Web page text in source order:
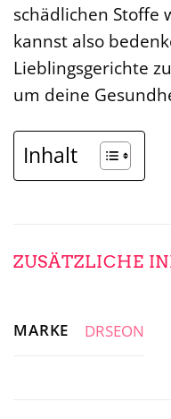
schädlichen Stoffe
kannst also
Lieblingsgerichte
um deine
Inhalt
ZUSÄTZLICHE
MARKE DRSEON